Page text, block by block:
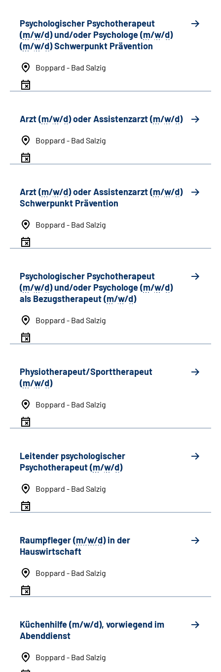
Psychologischer Psychotherapeut
(m/w/d) und/oder Psychologe (m/w/d)
(m/w/d) Schwerpunkt Prävention
Boppard - Bad Salzig
Arzt (m/w/d) oder Assistenzarzt (m/w/d)
Boppard - Bad Salzig
Arzt (m/w/d) oder Assistenzarzt (m/w/d)
Schwerpunkt Prävention
Boppard - Bad Salzig
Psychologischer Psychotherapeut
(m/w/d) und/oder Psychologe (m/w/d)
als Bezugstherapeut (m/w/d)
Boppard - Bad Salzig
Physiotherapeut/Sporttherapeut
(m/w/d)
Boppard - Bad Salzig
Leitender psychologischer
Psychotherapeut (m/w/d)
Boppard - Bad Salzig
Raumpfleger (m/w/d) in der
Hauswirtschaft
Boppard - Bad Salzig
Küchenhilfe (m/w/d), vorwiegend im
Abenddienst
Boppard - Bad Salzig